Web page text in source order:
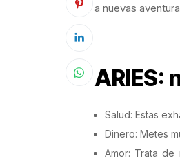
a nuevas
ARIES:
Salud: Estas
Dinero: Metes
Amor: Trata